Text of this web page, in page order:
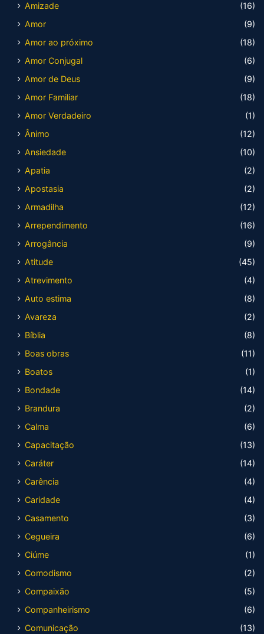
Amizade
(16)
Amor
(9)
Amor ao próximo
(18)
Amor Conjugal
(6)
Amor de Deus
(9)
Amor Familiar
(18)
Amor Verdadeiro
(1)
Ânimo
(12)
Ansiedade
(10)
Apatia
(2)
Apostasia
(2)
Armadilha
(12)
Arrependimento
(16)
Arrogância
(9)
Atitude
(45)
Atrevimento
(4)
Auto estima
(8)
Avareza
(2)
Bíblia
(8)
Boas obras
(11)
Boatos
(1)
Bondade
(14)
Brandura
(2)
Calma
(6)
Capacitação
(13)
Caráter
(14)
Carência
(4)
Caridade
(4)
Casamento
(3)
Cegueira
(6)
Ciúme
(1)
Comodismo
(2)
Compaixão
(5)
Companheirismo
(6)
Comunicação
(13)